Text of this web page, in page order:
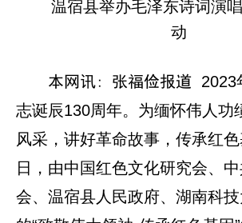
温宿县举办毛泽东诗词演
动
本网讯: 张福俭报道 2023
志诞辰130周年。为缅怀伟人功
风采，讲好革命故事，传承红
日，由中国红色文化研究会、
会、温宿县人民政府、湖南科